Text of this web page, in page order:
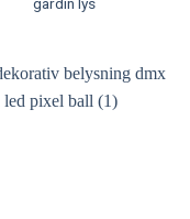
gardin lys